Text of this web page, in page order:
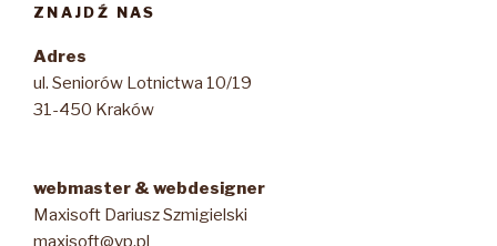
ZNAJDŹ NAS
Adres
ul. Seniorów Lotnictwa 10/19
31-450 Kraków
webmaster & webdesigner
Maxisoft Dariusz Szmigielski
maxisoft@vp.pl